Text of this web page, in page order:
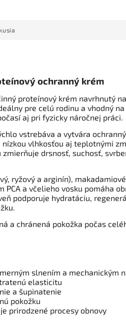
ochranný krém
proteínový krém navrhnutý
pre celú rodinu a vhodný
aj pri fyzicky náročnej práci.
vstrebáva a vytvára
vlhkosťou aj teplotnými
drsnosť, suchosť,
ryžový a arginín),
PCA a včelieho vosku pomáha
podporuje hydratáciu,
a chránená pokožka počas
slnením a mechanickým
elasticitu
a šupinatenie
pokožku
prirodzené procesy obnovy